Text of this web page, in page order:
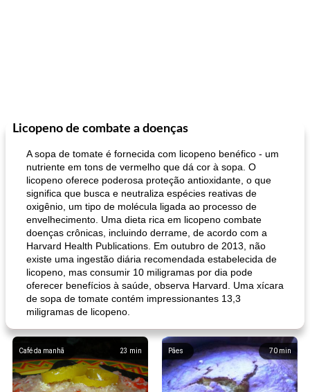
Licopeno de combate a doenças
A sopa de tomate é fornecida com licopeno benéfico - um
nutriente em tons de vermelho que dá cor à sopa. O
licopeno oferece poderosa proteção antioxidante, o que
significa que busca e neutraliza espécies reativas de
oxigênio, um tipo de molécula ligada ao processo de
envelhecimento. Uma dieta rica em licopeno combate
doenças crônicas, incluindo derrame, de acordo com a
Harvard Health Publications. Em outubro de 2013, não
existe uma ingestão diária recomendada estabelecida de
licopeno, mas consumir 10 miligramas por dia pode
oferecer benefícios à saúde, observa Harvard. Uma xícara
de sopa de tomate contém impressionantes 13,3
miligramas de licopeno.
23 min
Café da manhã 70 min
Pães